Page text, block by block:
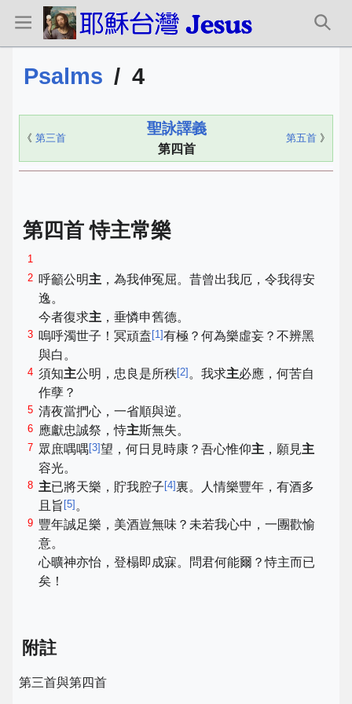
Psalms / 4
《 第三首
聖詠譯義
第四首
第五首 》
第四首 恃主常樂
1
2 呼籲公明主 ，為我伸冤屈。昔曾出我厄，令我得安
逸。
今者復求主 ，垂憐申舊德。
3 嗚呼濁世子！冥頑盍 [1]有極？何為樂虛妄？不辨黑
與白。
4 須知主公明，忠良是所秩[2] 。我求主必應，何苦自
作孽？
5 清夜當捫心，一省順與逆。
6 應獻忠誠祭，恃主斯無失。
7 眾庶喁喁 [3]望，何日見時康？吾心惟仰主 ，願見主
容光。
8 主已將天樂，貯我腔子 [4]裏。人情樂豐年，有酒多
且旨 [5] 。
9 豐年誠足樂，美酒豈無味？未若我心中，一團歡愉
意。
心曠神亦怡，登榻即成寐。問君何能爾？恃主而已
矣！
附註
第三首與第四首